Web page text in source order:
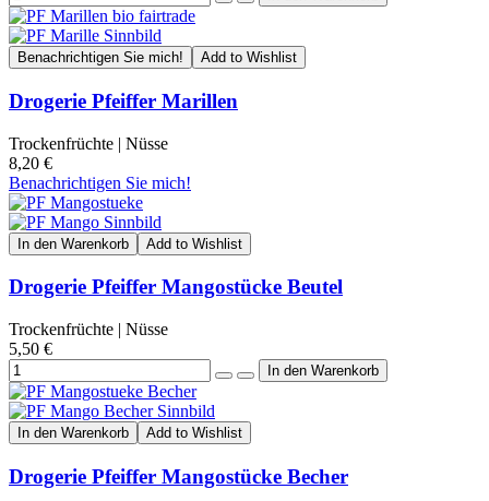
Benachrichtigen Sie mich! Add to Wishlist
Drogerie Pfeiffer Marillen
Trockenfrüchte | Nüsse
8,20 €
Benachrichtigen Sie mich!
In den Warenkorb Add to Wishlist
Drogerie Pfeiffer Mangostücke Beutel
Trockenfrüchte | Nüsse
5,50 €
In den Warenkorb Add to Wishlist
Drogerie Pfeiffer Mangostücke Becher